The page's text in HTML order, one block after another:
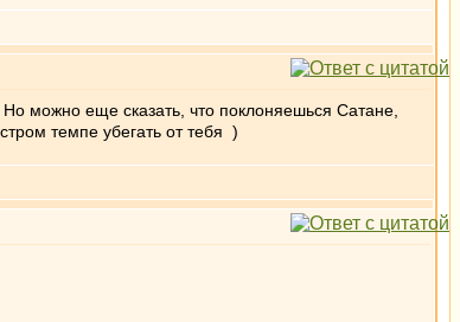
можно еще сказать, что поклоняешься Сатане,
темпе убегать от тебя )